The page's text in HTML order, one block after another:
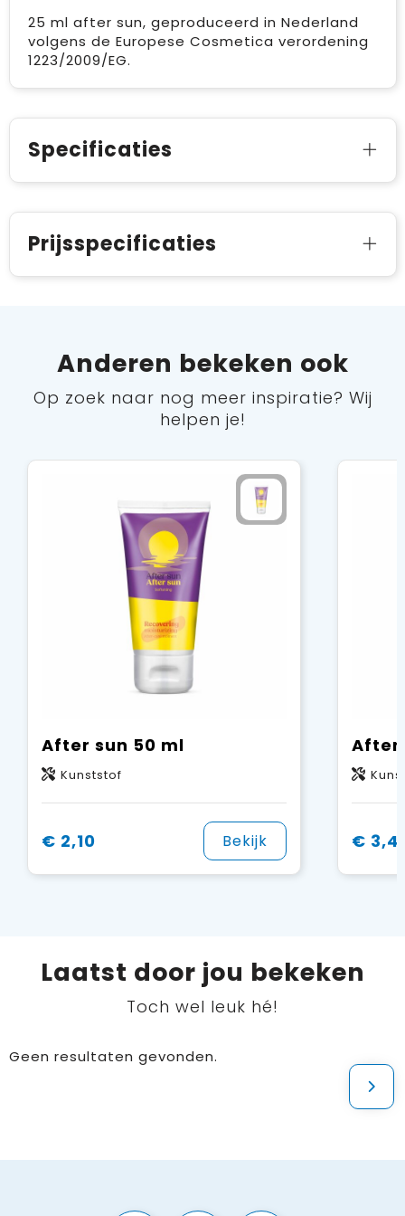
25 ml after sun, geproduceerd in Nederland
volgens de Europese Cosmetica verordening
1223/2009/EG.
Specificaties
Prijsspecificaties
Anderen bekeken ook
Op zoek naar nog meer inspiratie? Wij
helpen je!
After sun 50 ml
Kunststof
€ 2,10 Bekijk
After
€
Laatst door jou bekeken
Toch wel leuk hé!
Geen resultaten gevonden.